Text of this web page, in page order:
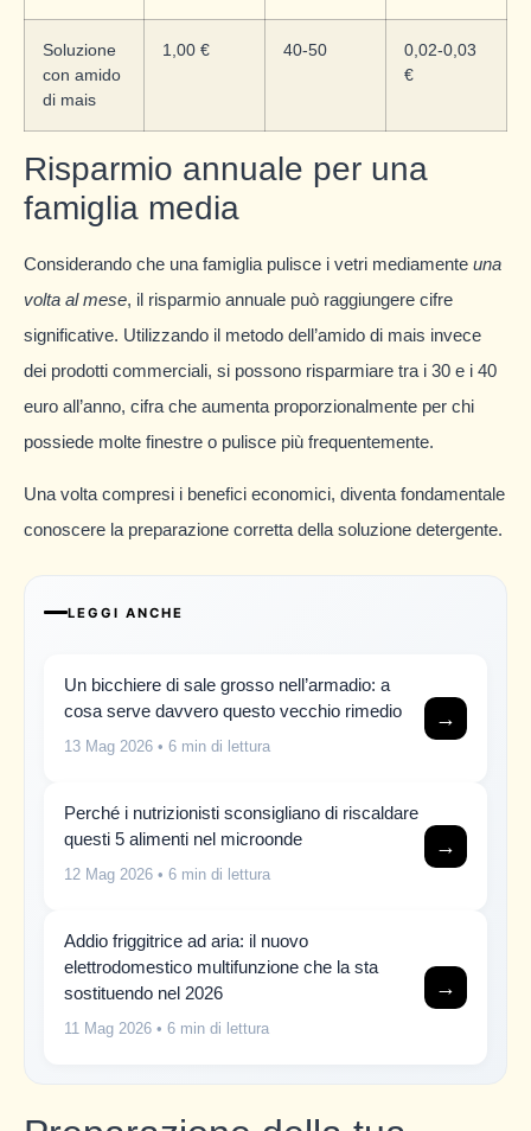
Soluzione
con amido
di mais
1,00 € 40-50
0,02-0,03
€
Risparmio annuale per una
famiglia media
Considerando che una famiglia pulisce i vetri mediamente una
volta al mese, il risparmio annuale può raggiungere cifre
significative. Utilizzando il metodo dell’amido di mais invece
dei prodotti commerciali, si possono risparmiare tra i 30 e i 40
euro all’anno, cifra che aumenta proporzionalmente per chi
possiede molte finestre o pulisce più frequentemente.
Una volta compresi i benefici economici, diventa fondamentale
conoscere la preparazione corretta della soluzione detergente.
LEGGI ANCHE
Un bicchiere di sale grosso nell’armadio: a
cosa serve davvero questo vecchio rimedio
13 Mag 2026 • 6 min di lettura
→
Perché i nutrizionisti sconsigliano di riscaldare
questi 5 alimenti nel microonde
12 Mag 2026 • 6 min di lettura
→
Addio friggitrice ad aria: il nuovo
elettrodomestico multifunzione che la sta
sostituendo nel 2026
11 Mag 2026 • 6 min di lettura
→